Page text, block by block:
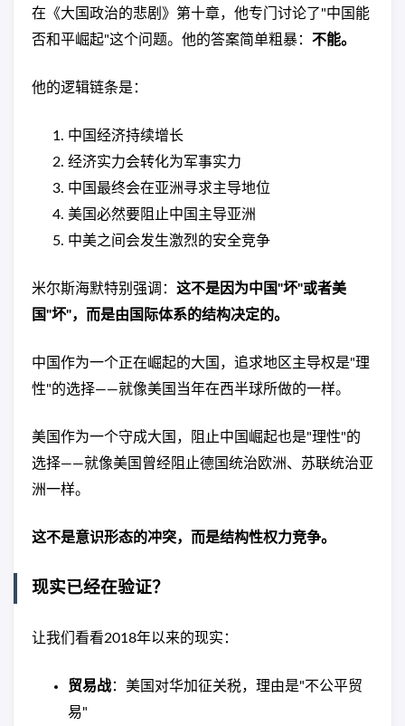
在《大国政治的悲剧》第十章，他专门讨论了"中国能
否和平崛起"这个问题。他的答案简单粗暴： 不能。
他的逻辑链条是：
中国经济持续增长
经济实力会转化为军事实力
中国最终会在亚洲寻求主导地位
美国必然要阻止中国主导亚洲
中美之间会发生激烈的安全竞争
米尔斯海默特别强调： 这不是因为中国"坏"或者美
国"坏"，而是由国际体系的结构决定的。
中国作为一个正在崛起的大国，追求地区主导权是"理
性"的选择——就像美国当年在西半球所做的一样。
美国作为一个守成大国，阻止中国崛起也是"理性"的
选择——就像美国曾经阻止德国统治欧洲、苏联统治亚
洲一样。
这不是意识形态的冲突，而是结构性权力竞争。
现实已经在验证？
让我们看看2018年以来的现实：
贸易战：美国对华加征关税，理由是"不公平贸
易"